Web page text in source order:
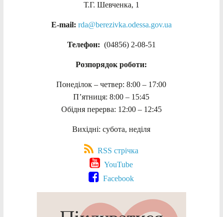
Т.Г. Шевченка, 1
E-mail: rda@berezivka.odessa.gov.ua
Телефон: (04856) 2-08-51
Розпорядок роботи:
Понеділок – четвер: 8:00 – 17:00
П’ятниця: 8:00 – 15:45
Обідня перерва: 12:00 – 12:45
Вихідні: субота, неділя
RSS стрічка
YouTube
Facebook